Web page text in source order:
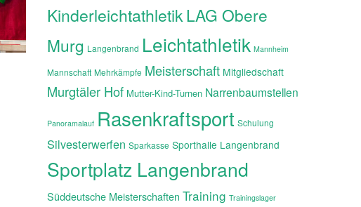
KinderleichtathletikLAG Obere
Murg Langenbrand Leichtathletik Mannheim
Mannschaft Mehrkämpfe Meisterschaft Mitgliedschaft
Murgtäler Hof Mutter-Kind-Turnen Narrenbaumstellen
Panoramalauf Rasenkraftsport Schulung
Silvesterwerfen Sparkasse Sporthalle Langenbrand
Sportplatz Langenbrand
Süddeutsche Meisterschaften Training Trainingslager